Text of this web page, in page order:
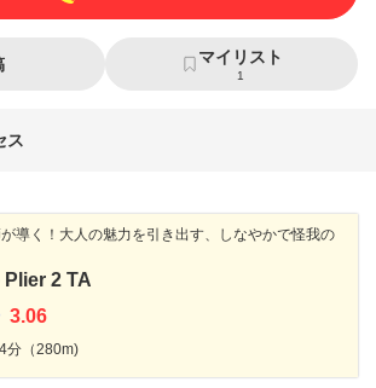
マイリスト
1
ス
導く！大人の魅力を引き出す、しなやかで怪我の
2 TA
3.06
分（280m)